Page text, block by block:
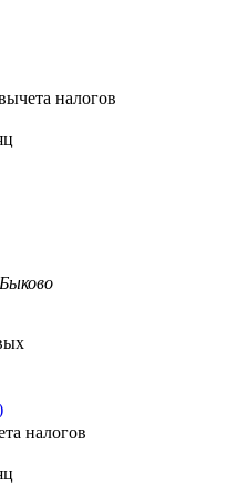
налогов
налогов